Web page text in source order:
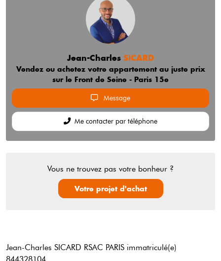
Jean-Charles SICARD
Vendez ou achetez votre appartement au juste prix
sur le Front de Seine - Paris 15e
Message
Me contacter par téléphone
Vous ne trouvez pas votre bonheur ?
Votre projet d'achat
Jean-Charles SICARD RSAC PARIS immatriculé(e)